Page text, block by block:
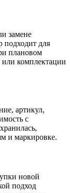
замене
подходит для
плановом
комплектации
артикул,
с
и маркировке.
новой
подход